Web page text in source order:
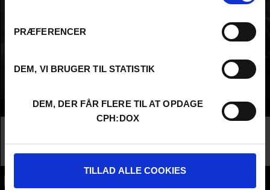
PRÆFERENCER
DEM, VI BRUGER TIL STATISTIK
DEM, DER FÅR FLERE TIL AT OPDAGE
CPH:DOX
TILLAD ALLE COOKIES
Profession
Director AND Producer